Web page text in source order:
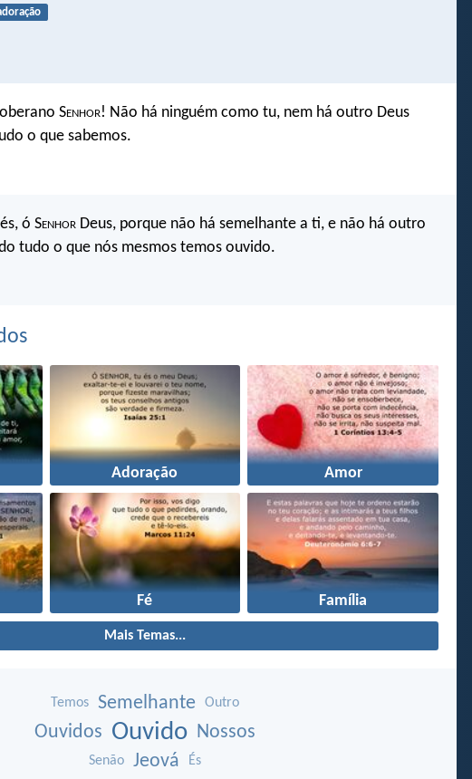
Senhor! Não há ninguém como tu, nem há outro Deus
o que sabemos.
ó Senhor Deus, porque não há semelhante a ti, e não há outro
tudo o que nós mesmos temos ouvido.
Adoração Amor
Fé Família
Mais Temas...
Temos Semelhante Outro
Ouvidos Ouvido Nossos
Senão Jeová És